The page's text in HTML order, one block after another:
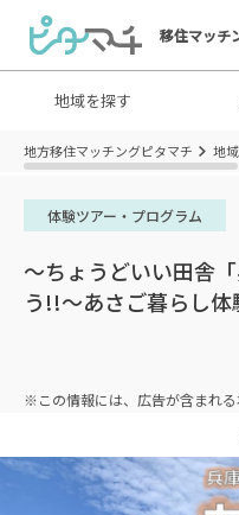
移住マッチ
地域を探す
地方移住マッチングピタマチ 地
体験ツアー・プログラム
～ちょうどいい田舎
う!!～あさご暮らし
※この情報には、広告が含まれる